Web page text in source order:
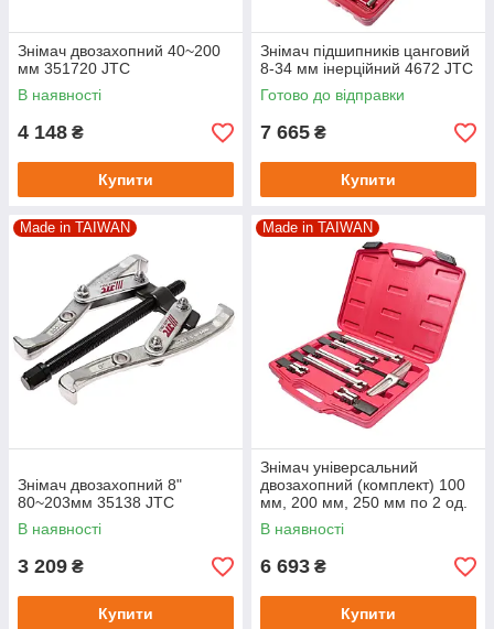
Знімач двозахопний 40~200
мм 351720 JTC
В наявності
4 148 ₴
Купити
Знімач підшипників цанговий
8-34 мм інерційний 4672 JTC
Готово до відправки
7 665 ₴
Купити
Made in TAIWAN
Знімач двозахопний 8"
80~203мм 35138 JTC
В наявності
3 209 ₴
Купити
Made in TAIWAN
Знімач універсальний
двозахопний (комплект) 100
мм, 200 мм, 250 мм по 2 од.
4658 JTC
В наявності
6 693 ₴
Купити